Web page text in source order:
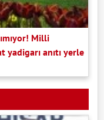
Milli
yadigarı anıtı yerle